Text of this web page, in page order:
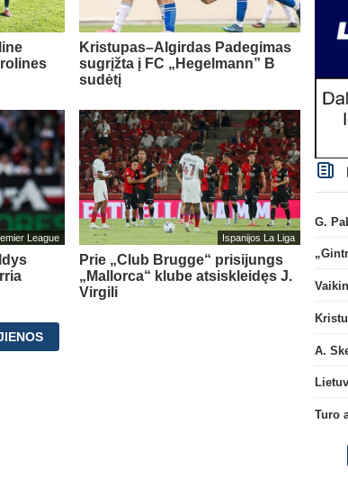
Kristupas–Algirdas Padegimas
sugrįžta į FC „Hegelmann” B
sudėtį
League Ispanijos La Liga
Prie „Club Brugge“ prisijungs
„Mallorca“ klube atsiskleidęs J.
Virgili